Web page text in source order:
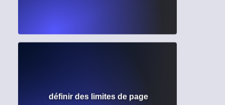
pour définir des limites de page appropriées dans